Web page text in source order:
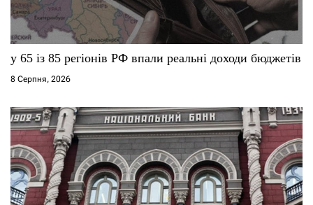
и
с
і
в
у 65 із 85 регіонів РФ впали реальні доходи бюджетів
8 Серпня, 2026